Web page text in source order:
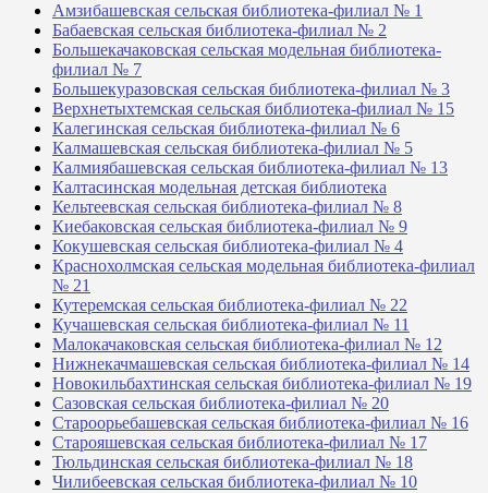
Амзибашевская сельская библиотека-филиал № 1
Бабаевская сельская библиотека-филиал № 2
Большекачаковская сельская модельная библиотека-
филиал № 7
Большекуразовская сельская библиотека-филиал № 3
Верхнетыхтемская сельская библиотека-филиал № 15
Калегинская сельская библиотека-филиал № 6
Калмашевская сельская библиотека-филиал № 5
Калмиябашевская сельская библиотека-филиал № 13
Калтасинская модельная детская библиотека
Кельтеевская сельская библиотека-филиал № 8
Киебаковская сельская библиотека-филиал № 9
Кокушевская сельская библиотека-филиал № 4
Краснохолмская сельская модельная библиотека-филиал
№ 21
Кутеремская сельская библиотека-филиал № 22
Кучашевская сельская библиотека-филиал № 11
Малокачаковская сельская библиотека-филиал № 12
Нижнекачмашевская сельская библиотека-филиал № 14
Новокильбахтинская сельская библиотека-филиал № 19
Сазовская сельская библиотека-филиал № 20
Староорьебашевская сельская библиотека-филиал № 16
Старояшевская сельская библиотека-филиал № 17
Тюльдинская сельская библиотека-филиал № 18
Чилибеевская сельская библиотека-филиал № 10